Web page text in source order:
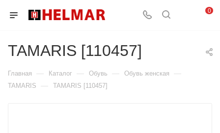
0
TAMARIS [110457]
Главная — Каталог — Обувь — Обувь женская —
TAMARIS — TAMARIS [110457]